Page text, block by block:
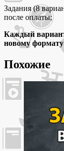
Задания (8
после оплаты;
Каждый вариант
новому
Похожие